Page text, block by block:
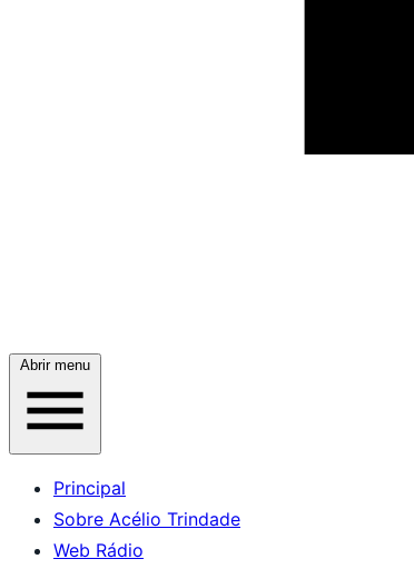
Abrir menu
Principal
Sobre Acélio Trindade
Web Rádio